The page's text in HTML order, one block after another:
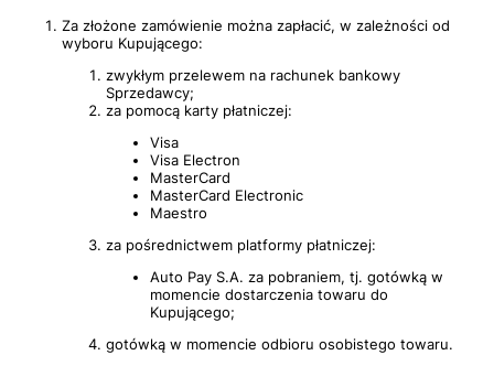
Za złożone zamówienie można zapłacić, w zależności od
wyboru Kupującego:
zwykłym przelewem na rachunek bankowy
Sprzedawcy;
za pomocą karty płatniczej:
Visa
Visa Electron
MasterCard
MasterCard Electronic
Maestro
za pośrednictwem platformy płatniczej:
Auto Pay S.A. za pobraniem, tj. gotówką w
momencie dostarczenia towaru do
Kupującego;
gotówką w momencie odbioru osobistego towaru.